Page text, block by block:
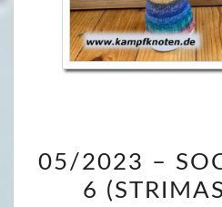
5
/
05/2023 –
6